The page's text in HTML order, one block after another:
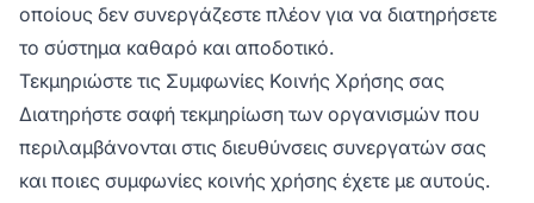
οποίους δεν συνεργάζεστε πλέον για να διατηρήσετε
το σύστημα καθαρό και αποδοτικό.
Τεκμηριώστε τις Συμφωνίες Κοινής Χρήσης σας
Διατηρήστε σαφή τεκμηρίωση των οργανισμών που
περιλαμβάνονται στις διευθύνσεις συνεργατών σας
και ποιες συμφωνίες κοινής χρήσης έχετε με αυτούς.